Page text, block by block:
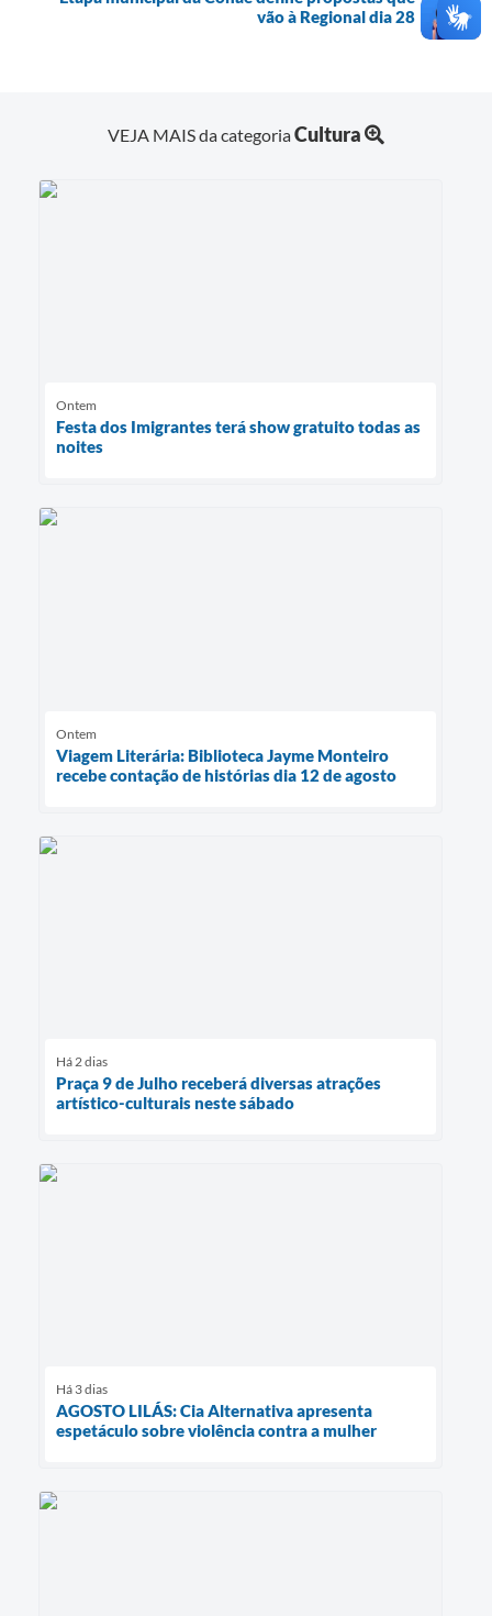
vão à Regional dia 28
VEJA MAIS da categoriaCultura
Ontem
Festa dos Imigrantes terá show gratuito todas as
noites
Ontem
Viagem Literária: Biblioteca Jayme Monteiro
recebe contação de histórias dia 12 de agosto
Há 2 dias
Praça 9 de Julho receberá diversas atrações
artístico-culturais neste sábado
Há 3 dias
AGOSTO LILÁS: Cia Alternativa apresenta
espetáculo sobre violência contra a mulher